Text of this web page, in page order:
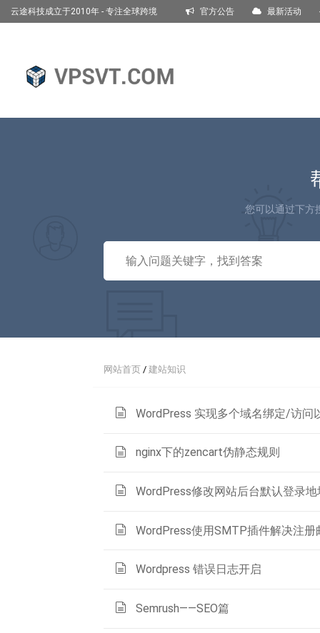
云途科技成立于2010年 - 专注全球跨境 官方公告 最新活动
您可以通过下方
网站首页 / 建站知识
WordPress 实现多个域名绑定/访问
nginx下的zencart伪静态规则
WordPress修改网站后台默认登录
WordPress使用SMTP插件解决注
Wordpress 错误日志开启
Semrush——SEO篇